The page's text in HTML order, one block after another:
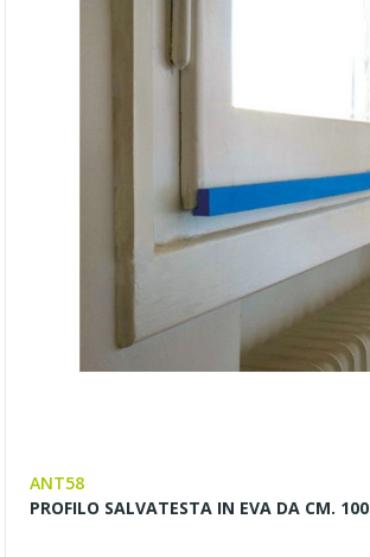
ANT58
PROFILO SALVATESTA IN EVA DA CM. 100